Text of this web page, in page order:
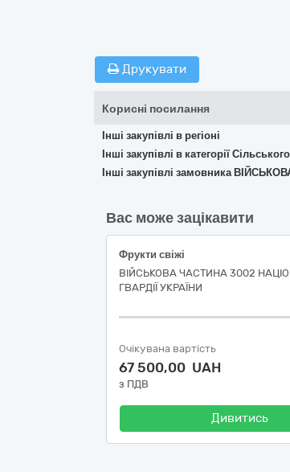
Друкувати
Корисні посилання
Інші закупівлі в регіоні
Інші закупівлі в категорії
Інші закупівлі замовника
Вас може зацікавити
Фрукти свіжі
ВІЙСЬКОВА ЧАСТИНА 3002
ГВАРДІЇ УКРАЇНИ
Очікувана вартість
67 500,00 UAH
з ПДВ
Дивитись